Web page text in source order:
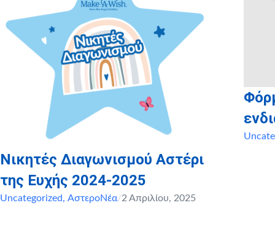
Νικητές Διαγωνισμού Αστέρι
της Ευχής 2024-2025
Uncategorized, ΑστεροΝέα/2 Απριλίου, 2025